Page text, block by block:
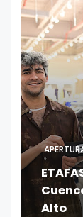
Alto